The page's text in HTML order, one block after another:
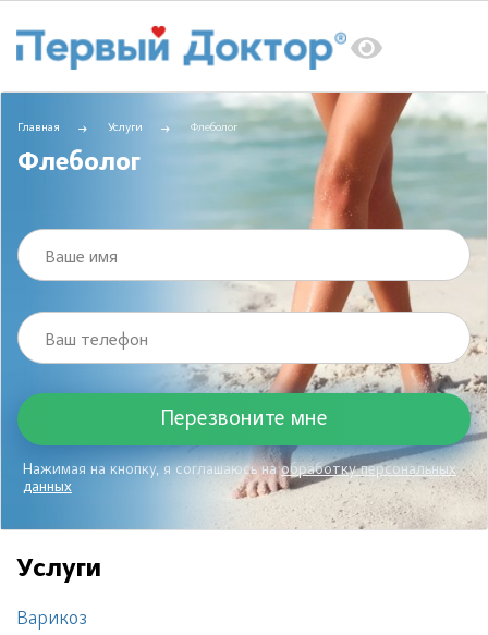
Главная Услуги Флеболог
Флеболог
Ваше имя
Ваш телефон
Нажимая на кнопку, я соглашаюсь наобработку персональных
данных
Услуги
Варикоз